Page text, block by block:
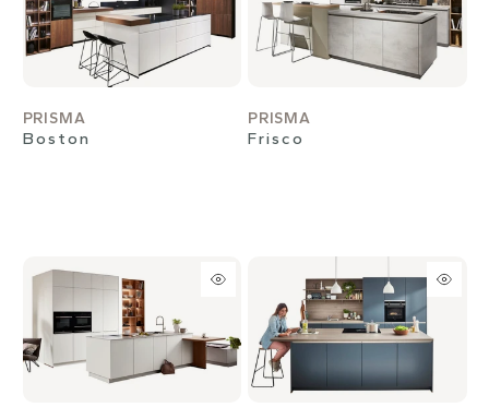
PRISMA
Boston
PRISMA
Frisco